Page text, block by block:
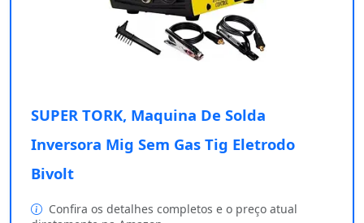
SUPER TORK, Maquina De Solda
Inversora Mig Sem Gas Tig Eletrodo
Bivolt
Confira os detalhes completos e o preço atual